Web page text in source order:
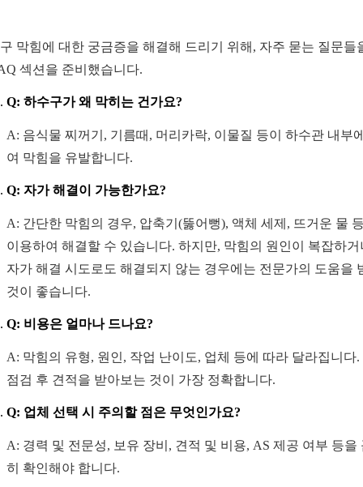
막힘에 대한 궁금증을 해결해 드리기 위해, 자주 묻는 질문들
섹션을 준비했습니다.
Q: 하수구가 왜 막히는 건가요?
A: 음식물 찌꺼기, 기름때, 머리카락, 이물질 등이 하수관 내부
여 막힘을 유발합니다.
Q: 자가 해결이 가능한가요?
A: 간단한 막힘의 경우, 압축기(뚫어뻥), 액체 세제, 뜨거운 물
이용하여 해결할 수 있습니다. 하지만, 막힘의 원인이 복잡하거
자가 해결 시도로도 해결되지 않는 경우에는 전문가의 도움을
것이 좋습니다.
Q: 비용은 얼마나 드나요?
A: 막힘의 유형, 원인, 작업 난이도, 업체 등에 따라 달라집니다.
점검 후 견적을 받아보는 것이 가장 정확합니다.
Q: 업체 선택 시 주의할 점은 무엇인가요?
A: 경력 및 전문성, 보유 장비, 견적 및 비용, AS 제공 여부 등을
히 확인해야 합니다.